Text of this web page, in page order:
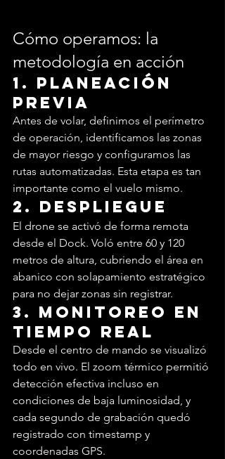
Cómo operamos: la
metodología en acción
1. Planeación
previa
Antes de volar, definimos el perímetro
de operación, identificamos las zonas
de mayor riesgo y configuramos las
rutas automatizadas. Esta etapa es tan
importante como el vuelo mismo.
2. Despliegue
El drone se activó de forma remota
desde el Dock. Voló entre 60 y 120
metros de altura, cubriendo el área en
abanico con solapamiento estratégico
para no dejar zonas sin registrar.
3. Monitoreo en
tiempo real
Desde el centro de mando se visualizó
todo en vivo. El zoom térmico permitió
detección efectiva incluso en
condiciones de baja luminosidad, y
cada segundo de grabación quedó
registrado con timestamp y
coordenadas GPS.